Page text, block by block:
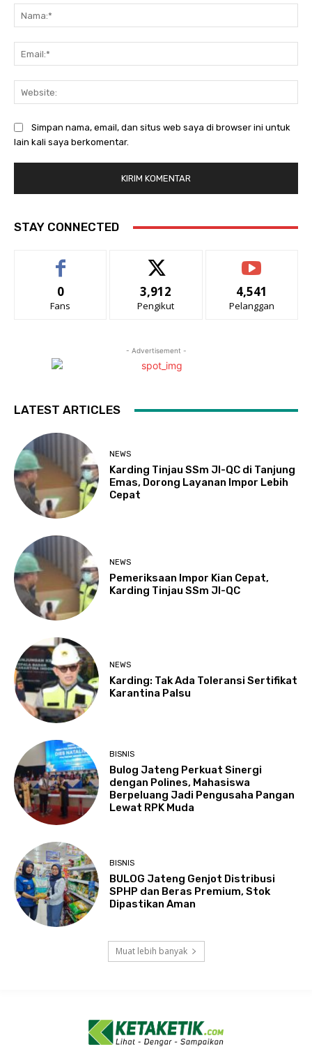
Simpan nama, email, dan situs web saya di browser ini untuk
lain kali saya berkomentar.
STAY CONNECTED
0
Fans
3,912
Pengikut
4,541
Pelanggan
- Advertisement -
LATEST ARTICLES
NEWS
Karding Tinjau SSm JI-QC di Tanjung
Emas, Dorong Layanan Impor Lebih
Cepat
NEWS
Pemeriksaan Impor Kian Cepat,
Karding Tinjau SSm JI-QC
NEWS
Karding: Tak Ada Toleransi Sertifikat
Karantina Palsu
BISNIS
Bulog Jateng Perkuat Sinergi
dengan Polines, Mahasiswa
Berpeluang Jadi Pengusaha Pangan
Lewat RPK Muda
BISNIS
BULOG Jateng Genjot Distribusi
SPHP dan Beras Premium, Stok
Dipastikan Aman
Muat lebih banyak